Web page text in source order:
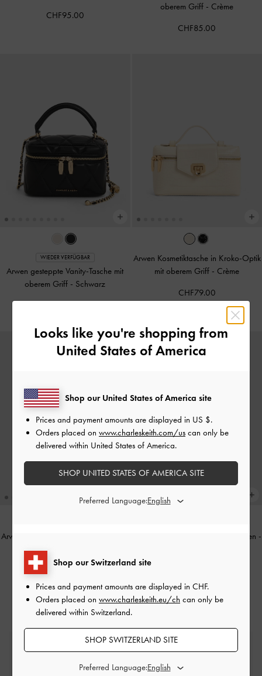
CHF95.00
oberem Griff - Crème
CHF85.00
WIEDER VERFÜGBAR
Arwen gesteppte Vanity-Tasche mit
oberem Griff - Schwarz
Arwen Kosmetiktasche in Kroko-Optik
mit oberem Griff - Crème
CHF79.00
Arwen Kosmetiktasche in Kroko-Optik
mit oberem Griff
CHF79.00
Arwen Kosmetiktasche mit Griff oben -
Looks like you're shopping from
United States of America
Shop our Switzerland site
Prices and payment amounts are displayed in CHF.
Orders placed on www.charleskeith.eu/ch can only be
delivered within Switzerland.
SHOP SWITZERLAND SITE
Preferred Language:
Shop our United States of America site
Prices and payment amounts are displayed in US $.
Orders placed on www.charleskeith.com/us can only be
delivered within United States of America.
SHOP UNITED STATES OF AMERICA SITE
Preferred Language: